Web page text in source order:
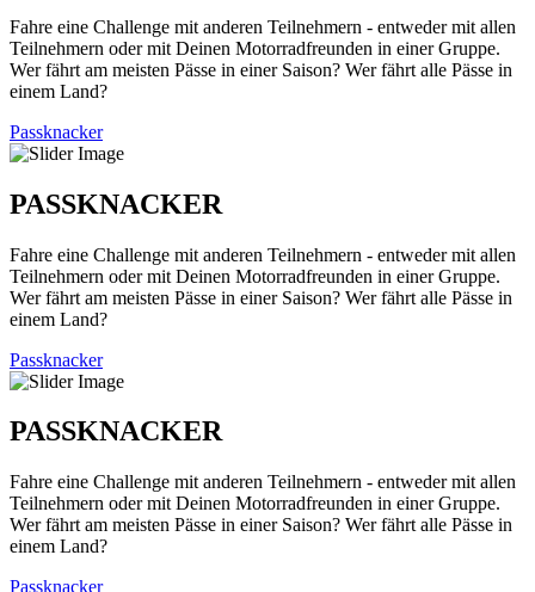
Fahre eine Challenge mit anderen Teilnehmern - entweder mit allen
Teilnehmern oder mit Deinen Motorradfreunden in einer Gruppe.
Wer fährt am meisten Pässe in einer Saison? Wer fährt alle Pässe in
einem Land?
Passknacker
PASSKNACKER
Fahre eine Challenge mit anderen Teilnehmern - entweder mit allen
Teilnehmern oder mit Deinen Motorradfreunden in einer Gruppe.
Wer fährt am meisten Pässe in einer Saison? Wer fährt alle Pässe in
einem Land?
Passknacker
PASSKNACKER
Fahre eine Challenge mit anderen Teilnehmern - entweder mit allen
Teilnehmern oder mit Deinen Motorradfreunden in einer Gruppe.
Wer fährt am meisten Pässe in einer Saison? Wer fährt alle Pässe in
einem Land?
Passknacker